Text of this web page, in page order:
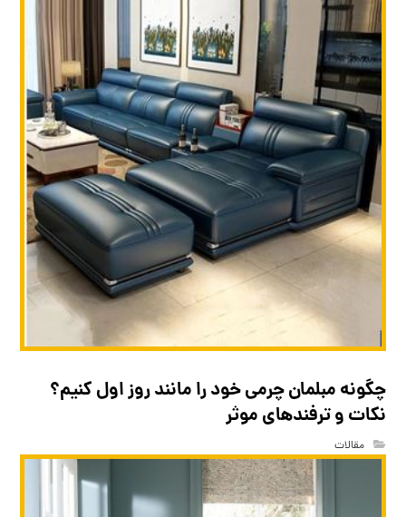
چگونه مبلمان چرمی خود را مانند روز اول کنیم؟
نکات و ترفندهای موثر
مقالات